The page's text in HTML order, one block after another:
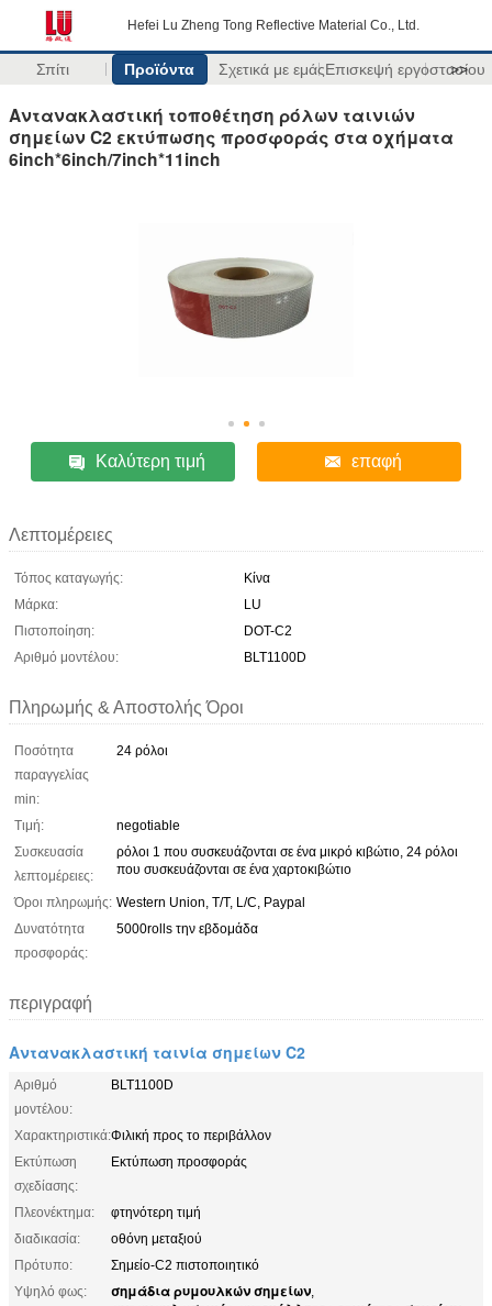
Hefei Lu Zheng Tong Reflective Material Co., Ltd.
Σπίτι Προϊόντα Σχετικά με εμάςΕπισκεψή εργοστασίου
>>
Αντανακλαστική τοποθέτηση ρόλων ταινιών
σημείων C2 εκτύπωσης προσφοράς στα οχήματα
6inch*6inch/7inch*11inch
Καλύτερη τιμή επαφή
Λεπτομέρειες
Τόπος καταγωγής:
Κίνα
Μάρκα:
LU
Πιστοποίηση:
DOT-C2
Αριθμό μοντέλου:
BLT1100D
Πληρωμής & Αποστολής Όροι
Ποσότητα
παραγγελίας
min:
24 ρόλοι
Τιμή:
negotiable
Συσκευασία
λεπτομέρειες:
ρόλοι 1 που συσκευάζονται σε ένα μικρό κιβώτιο, 24 ρόλοι
που συσκευάζονται σε ένα χαρτοκιβώτιο
Όροι πληρωμής: Western Union, T/T, L/C, Paypal
Δυνατότητα
προσφοράς:
5000rolls την εβδομάδα
περιγραφή
Αντανακλαστική ταινία σημείων C2
Αριθμό
μοντέλου:
BLT1100D
Χαρακτηριστικά:Φιλική προς το περιβάλλον
Εκτύπωση
σχεδίασης:
Εκτύπωση προσφοράς
Πλεονέκτημα:
φτηνότερη τιμή
διαδικασία:
οθόνη μεταξιού
Πρότυπο:
Σημείο-C2 πιστοποιητικό
Υψηλό φως:
σημάδια ρυμουλκών σημείων,